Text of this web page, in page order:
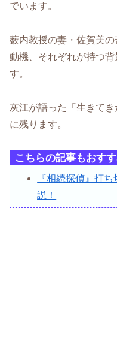
でいます。
薮内教授の妻・佐賀美
動機、それぞれが持つ
す。
灰江が語った「生きて
に残ります。
こちらの記事もおす
『相続探偵』打
説！